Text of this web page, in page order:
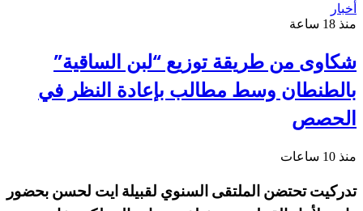
أخبار
منذ 18 ساعة
شكاوى من طريقة توزيع “لبن الساقية”
بالطنطان وسط مطالب بإعادة النظر في
الحصص
منذ 10 ساعات
تدركيت تحتضن الملتقى السنوي لقبيلة ايت لحسن بحضور